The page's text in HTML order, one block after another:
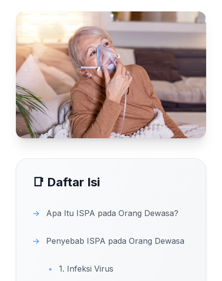
📑 Daftar Isi
→ Apa Itu ISPA pada Orang Dewasa?
→ Penyebab ISPA pada Orang Dewasa
• 1. Infeksi Virus